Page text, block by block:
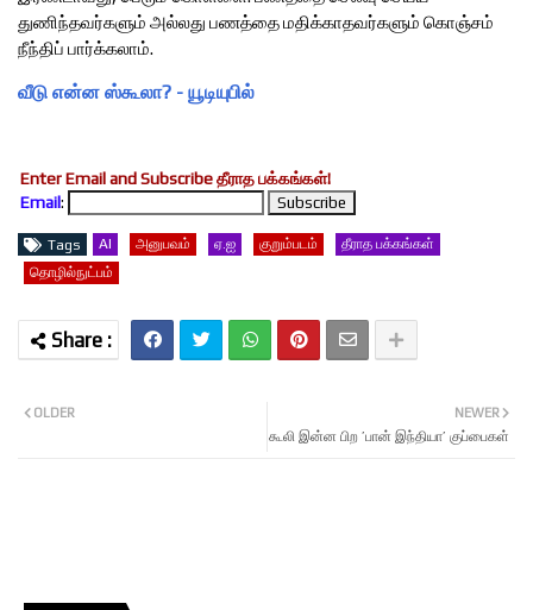
துணிந்தவர்களும் அல்லது பணத்தை மதிக்காதவர்களும் கொஞ்சம்
நீந்திப் பார்க்கலாம்.
வீடு என்ன ஸ்கூலா? - யூடியுபில்
Enter Email and Subscribe தீராத பக்கங்கள்!
Email:
Tags AI அனுபவம் ஏ.ஐ குறும்படம்
தீராத பக்கங்கள்
தொழில்நுட்பம்
NEWER
கூலி இன்ன பிற ’பான் இந்தியா’ குப்பைகள்
OLDER